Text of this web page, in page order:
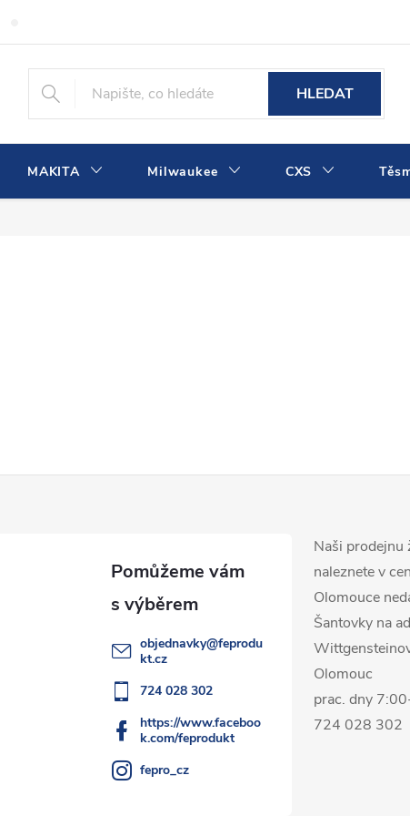
HLEDAT
MAKITA Milwaukee CXS
objednavky@feprodu
kt.cz
724 028 302
https://www.faceboo
k.com/feprodukt
fepro_cz
Naši prodejnu
naleznete v
Olomouce
Šantovky na
Olomouc
prac. dny
724 028 302